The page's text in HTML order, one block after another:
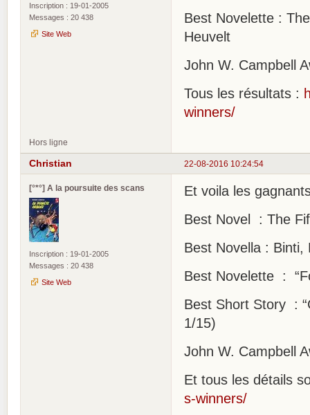
Inscription : 19-01-2005
Messages : 20 438
Site Web
Best Novelette :
Heuvelt
John W. Campbell
Tous les résultats :
winners/
Hors ligne
22-08-2016 10:24:54
Christian
[°*°] A la poursuite des scans
Inscription : 19-01-2005
Messages : 20 438
Site Web
Et voila les
Best Novel : The
Best Novella : Binti,
Best Novelette :
Best Short Story :
1/15)
John W. Campbell
Et tous les détails
s-winners/